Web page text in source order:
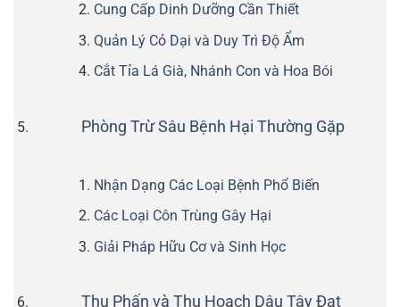
Cung Cấp Dinh Dưỡng Cần Thiết
Quản Lý Cỏ Dại và Duy Trì Độ Ẩm
Cắt Tỉa Lá Già, Nhánh Con và Hoa Bói
Phòng Trừ Sâu Bệnh Hại Thường Gặp
Nhận Dạng Các Loại Bệnh Phổ Biến
Các Loại Côn Trùng Gây Hại
Giải Pháp Hữu Cơ và Sinh Học
Thụ Phấn và Thu Hoạch Dâu Tây Đạt